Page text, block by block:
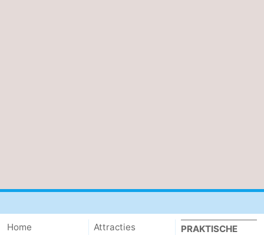
Home
Attracties
PRAKTISCHE